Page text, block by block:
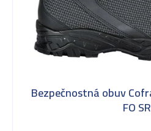
Bezpečnostná obuv
FO SR